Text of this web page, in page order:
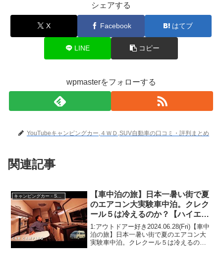
シェアする
X Facebook はてブ
LINE コピー
wpmasterをフォローする
YouTubeキャンピングカー,４ＷＤ,SUV自動車の口コミ・評判まとめ
関連記事
【車中泊の旅】日本一暑い街で夏
のエアコン大実験車中泊。クレク
ール５は冷えるのか？【ハイエー
スキャンピングカー】
1:アウトドアー好き2024.06.28(Fri)【車中
泊の旅】日本一暑い街で夏のエアコン大
実験車中泊。クレクール５は冷えるの